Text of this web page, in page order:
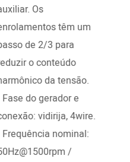
Os
têm um
de 2/3 para
o conteúdo
da tensão.
Fase do gerador e
vidirija, 4wire.
Frequência nominal:
/